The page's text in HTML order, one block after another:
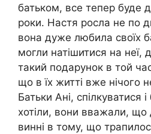
батьком, все тепер буде
роки. Настя росла не по
вона дуже любила своїх
могли натішитися на неї,
такий подарунок в той
що в їх житті вже нічого
Батьки Ані, спілкуватися
хотіли, вони вважали, що
винні в тому, що